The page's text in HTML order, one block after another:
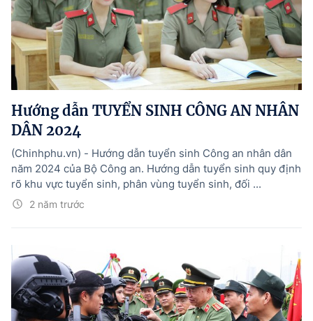
Hướng dẫn TUYỂN SINH CÔNG AN NHÂN
DÂN 2024
2 năm trước
(Chinhphu.vn) - Hướng dẫn tuyển sinh Công an nhân dân
năm 2024 của Bộ Công an. Hướng dẫn tuyển sinh quy định
rõ khu vực tuyển sinh, phân vùng tuyển sinh, đối ...